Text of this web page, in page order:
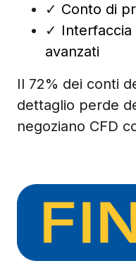
✓ Conto di
✓
avanzati
Il 72% dei conti
dettaglio perde
negoziano CFD